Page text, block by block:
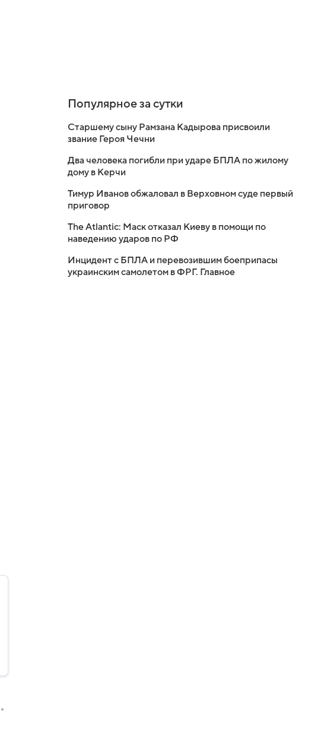
Популярное за сутки
Старшему сыну Рамзана Кадырова присвоили
звание Героя Чечни
Два человека погибли при ударе БПЛА по жилому
дому в Керчи
Тимур Иванов обжаловал в Верховном суде первый
приговор
The Atlantic: Маск отказал Киеву в помощи по
наведению ударов по РФ
Инцидент с БПЛА и перевозившим боеприпасы
украинским самолетом в ФРГ. Главное